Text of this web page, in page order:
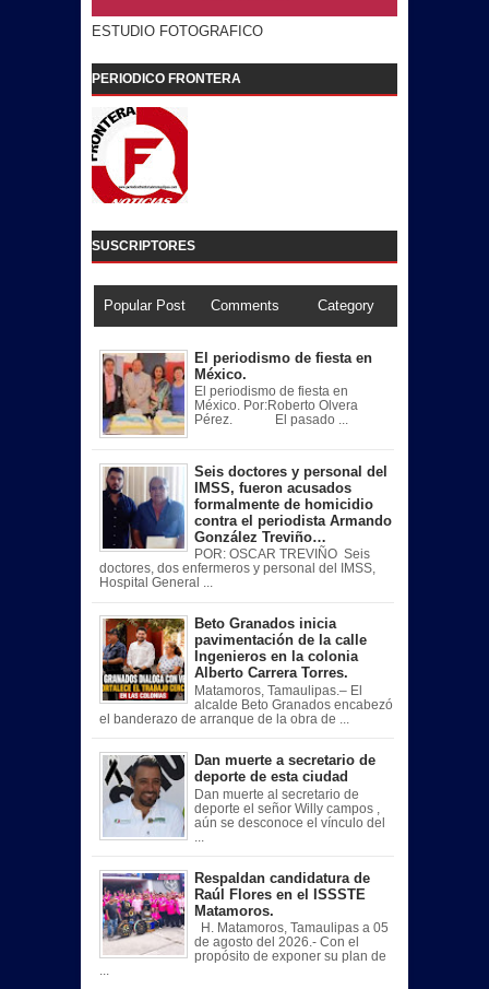
ESTUDIO FOTOGRAFICO
PERIODICO FRONTERA
SUSCRIPTORES
Popular Post Comments Category
El periodismo de fiesta en
México.
El periodismo de fiesta en
México. Por:Roberto Olvera
Pérez. El pasado ...
Seis doctores y personal del
IMSS, fueron acusados
formalmente de homicidio
contra el periodista Armando
González Treviño…
POR: OSCAR TREVIÑO Seis
doctores, dos enfermeros y personal del IMSS,
Hospital General ...
Beto Granados inicia
pavimentación de la calle
Ingenieros en la colonia
Alberto Carrera Torres.
Matamoros, Tamaulipas.– El
alcalde Beto Granados encabezó
el banderazo de arranque de la obra de ...
Dan muerte a secretario de
deporte de esta ciudad
Dan muerte al secretario de
deporte el señor Willy campos ,
aún se desconoce el vínculo del
Respaldan candidatura de
Raúl Flores en el ISSSTE
Matamoros.
H. Matamoros, Tamaulipas a 05
de agosto del 2026.- Con el
propósito de exponer su plan de